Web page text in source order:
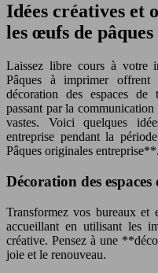
Idées créatives et
les œufs de
Laissez libre cours à votre
Pâques à imprimer
décoration des espaces
passant par la
vastes. Voici quelques
entreprise pendant la
Pâques originales entreprise**.
Décoration des
Transformez vos bureaux et
accueillant en utilisant les
créative. Pensez à une
joie et le renouveau.